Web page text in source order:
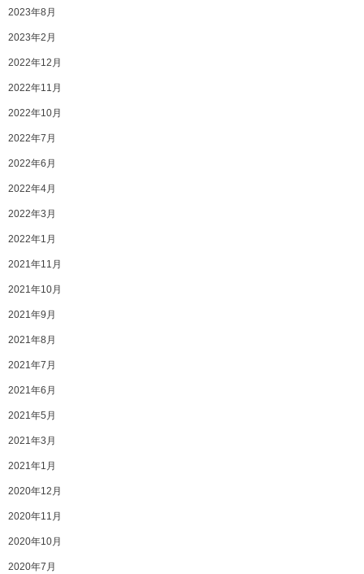
2023年8月
2023年2月
2022年12月
2022年11月
2022年10月
2022年7月
2022年6月
2022年4月
2022年3月
2022年1月
2021年11月
2021年10月
2021年9月
2021年8月
2021年7月
2021年6月
2021年5月
2021年3月
2021年1月
2020年12月
2020年11月
2020年10月
2020年7月